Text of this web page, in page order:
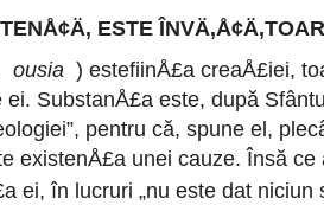
ESTE
ousia ) estefiinÅ£a creaÅ£iei,
ei. SubstanÅ£a este, după
pentru că, spune el,
existenÅ£a unei cauze. Însă
ei, în lucruri „nu este dat niciun